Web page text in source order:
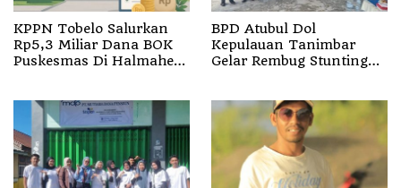
KPPN Tobelo Salurkan
Rp5,3 Miliar Dana BOK
Puskesmas Di Halmahera
BPD Atubul Dol
Kepulauan Tanimbar
Gelar Rembug Stunting